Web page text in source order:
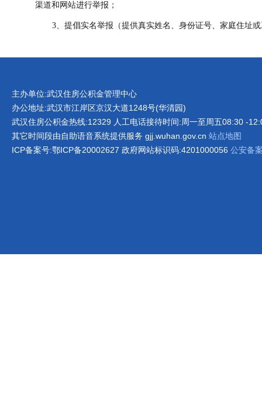
渠道和网站进行举报；
3、提倡实名举报（提供真实姓名、身份证号、家庭住址或
主办单位:武汉住房公积金管理中心
办公地址:武汉市江岸区京汉大道1248号(华清园)
武汉住房公积金热线:12329 人工电话接待时间:周一至周五08:30 -
其它时间段由自助语音系统提供服务 gjj.wuhan.gov.cn 站点地图
ICP备案号:鄂ICP备20002627 政府网站标识码:4201000056 公安备